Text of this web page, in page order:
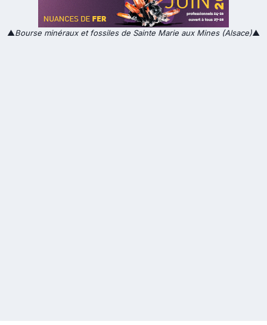
▲Bourse minéraux et fossiles de Sainte Marie aux Mines (Alsace)▲